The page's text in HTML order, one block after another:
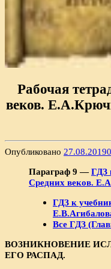
Рабочая
веков.
Опубликовано 27.08.2019
Параграф 9 —ГДЗ
Средних веков.
ГДЗ к
Все ГДЗ
ВОЗНИКНОВЕНИЕ
ЕГО РАСПАД.